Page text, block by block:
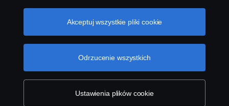
Polityki i dokumenty korporacyjne
się informacjami. Możesz również zarządzać swoimi
plikami cookies, klikając na "Ustawienia plików cookies" i
sekcję dotyczącą plików cookies, którą można znaleźć
klikając na link poniżej tego tekstu. Cookie policy
Ustawienia plików cookie
Odrzucenie wszystkich
Akceptuj wszystkie pliki cookie